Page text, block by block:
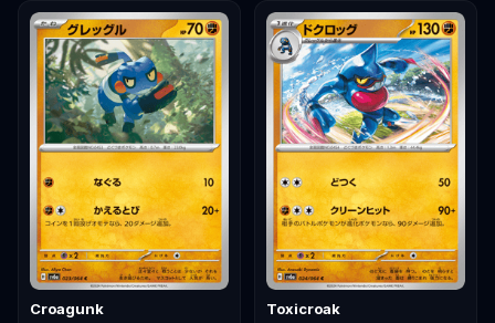
Croagunk Toxicroak